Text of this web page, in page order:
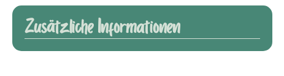
Zusätzliche Informationen